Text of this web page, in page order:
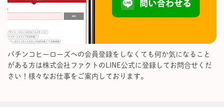
パチンコヒーローズへの会員登録をしなくても何か気になること
がある方は株式会社ファクトのLINE公式に登録してお問合せくだ
さい！様々なお仕事をご案内しております。